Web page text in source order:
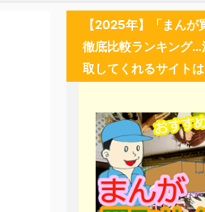
ング）」
【2025年】「まんが
徹底比較ランキング…
取してくれるサイトは